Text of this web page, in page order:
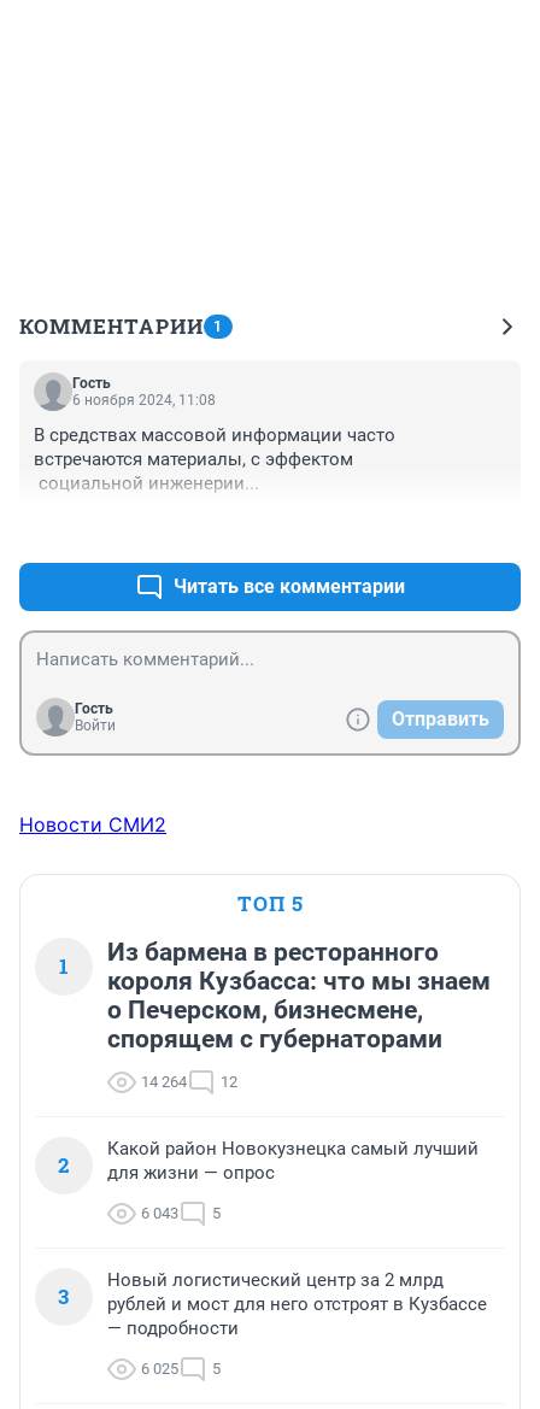
КОММЕНТАРИИ 1
Гость
6 ноября 2024, 11:08
В средствах массовой информации часто
встречаются материалы, с эффектом
социальной инженерии...
Читать все комментарии
Гость
Войти
Отправить
Новости СМИ2
ТОП 5
1
Из бармена в ресторанного
короля Кузбасса: что мы знаем
о Печерском, бизнесмене,
спорящем с губернаторами
14 264 12
2
Какой район Новокузнецка самый лучший
для жизни — опрос
6 043 5
3
Новый логистический центр за 2 млрд
рублей и мост для него отстроят в Кузбассе
— подробности
6 025 5